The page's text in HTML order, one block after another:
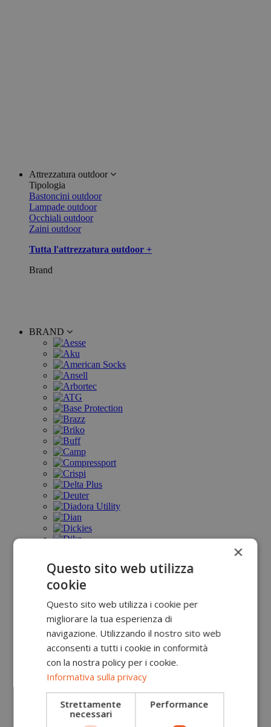
Attrezzatura outdoor
Tipologia
Bastoncini outdoor
Lampade outdoor
Occhiali outdoor
Zaini outdoor
Tutta l'attrezzatura outdoor +
Brand
BRAND
×
Questo sito web utilizza
cookie
Questo sito web utilizza i cookie per
migliorare la tua esperienza di
navigazione. Utilizzando il nostro sito web
acconsenti a tutti i cookie in conformità
con la nostra policy per i cookie.
Informativa sulla privacy
Strettamente
necessari
Performance